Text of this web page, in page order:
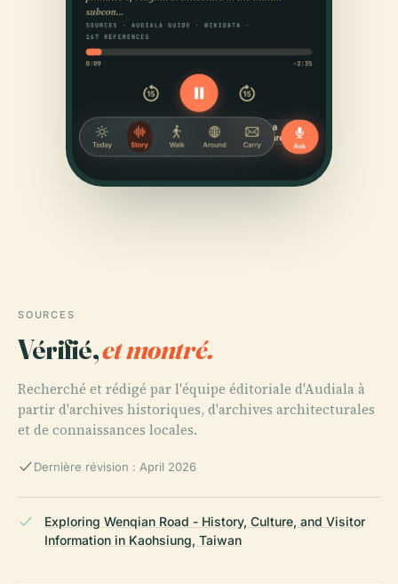
SOURCES
Vérifié,et montré.
Recherché et rédigé par l'équipe éditoriale d'Audiala à
partir d'archives historiques, d'archives architecturales
et de connaissances locales.
Dernière révision : April 2026
Exploring Wenqian Road - History, Culture, and Visitor
Information in Kaohsiung, Taiwan